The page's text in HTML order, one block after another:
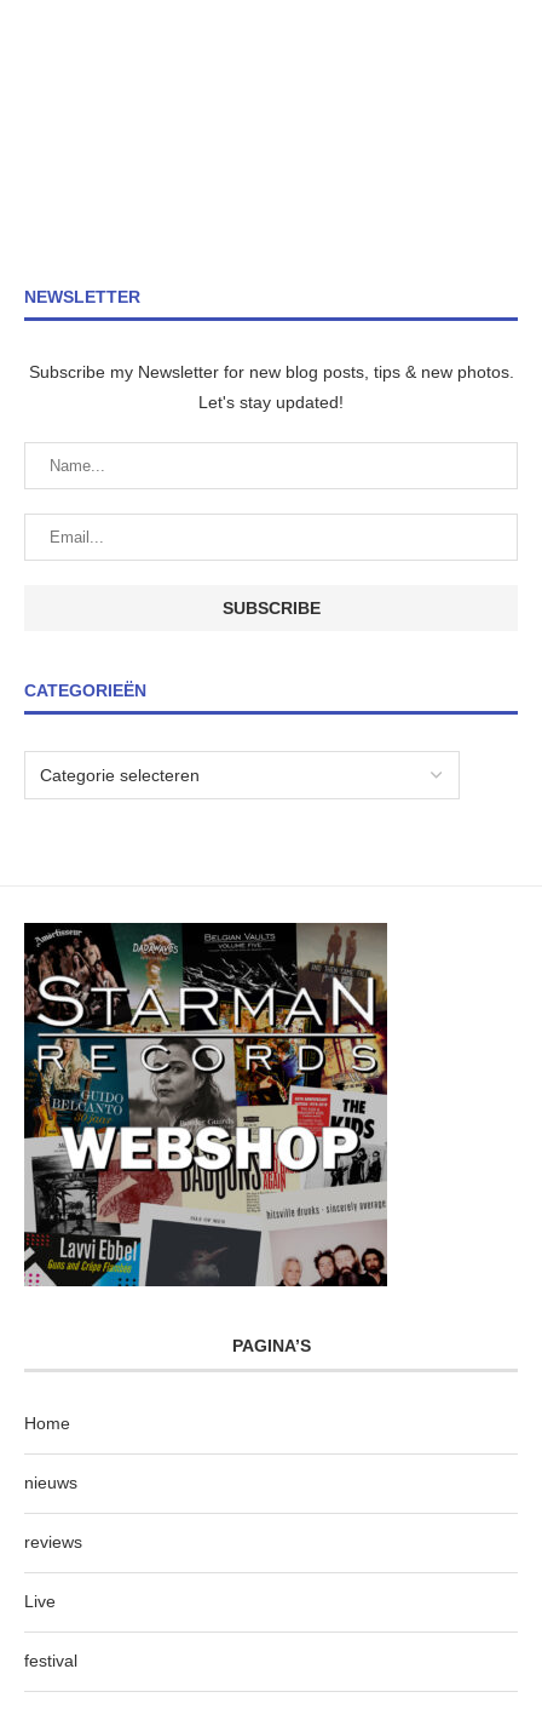
NEWSLETTER
Subscribe my Newsletter for new blog posts, tips & new photos.
Let's stay updated!
CATEGORIEËN
PAGINA’S
Home
nieuws
reviews
Live
festival